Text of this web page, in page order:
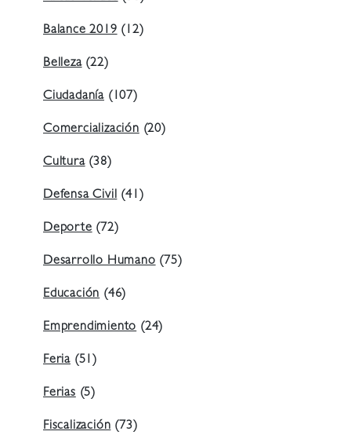
Balance 2019 (12)
Belleza(22)
Ciudadanía (107)
Comercialización (20)
Cultura(38)
Defensa Civil (41)
Deporte (72)
Desarrollo Humano (75)
Educación (46)
Emprendimiento (24)
Feria (51)
Ferias (5)
Fiscalización (73)